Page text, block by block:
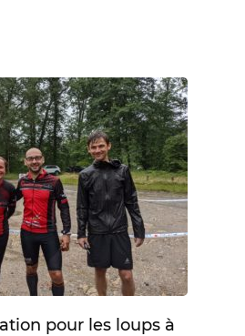
pour les loups à